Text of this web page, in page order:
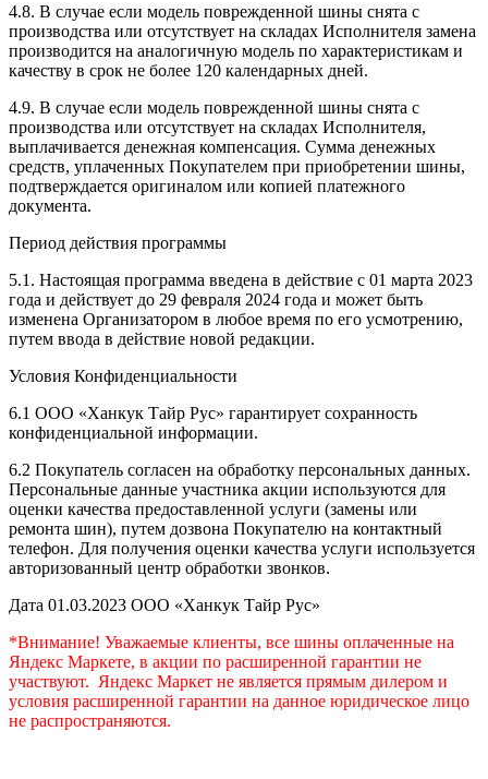
4.8. В случае если модель поврежденной шины снята с
производства или отсутствует на складах Исполнителя замена
производится на аналогичную модель по характеристикам и
качеству в срок не более 120 календарных дней.
4.9. В случае если модель поврежденной шины снята с
производства или отсутствует на складах Исполнителя,
выплачивается денежная компенсация. Сумма денежных
средств, уплаченных Покупателем при приобретении шины,
подтверждается оригиналом или копией платежного
документа.
Период действия программы
5.1. Настоящая программа введена в действие с 01 марта 2023
года и действует до 29 февраля 2024 года и может быть
изменена Организатором в любое время по его усмотрению,
путем ввода в действие новой редакции.
Условия Конфиденциальности
6.1 ООО «Ханкук Тайр Рус» гарантирует сохранность
конфиденциальной информации.
6.2 Покупатель согласен на обработку персональных данных.
Персональные данные участника акции используются для
оценки качества предоставленной услуги (замены или
ремонта шин), путем дозвона Покупателю на контактный
телефон. Для получения оценки качества услуги используется
авторизованный центр обработки звонков.
Дата 01.03.2023 ООО «Ханкук Тайр Рус»
*Внимание! Уважаемые клиенты, все шины оплаченные на
Яндекс Маркете, в акции по расширенной гарантии не
участвуют. Яндекс Маркет не является прямым дилером и
условия расширенной гарантии на данное юридическое лицо
не распространяются.